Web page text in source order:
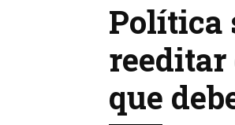
Política
reeditar
que